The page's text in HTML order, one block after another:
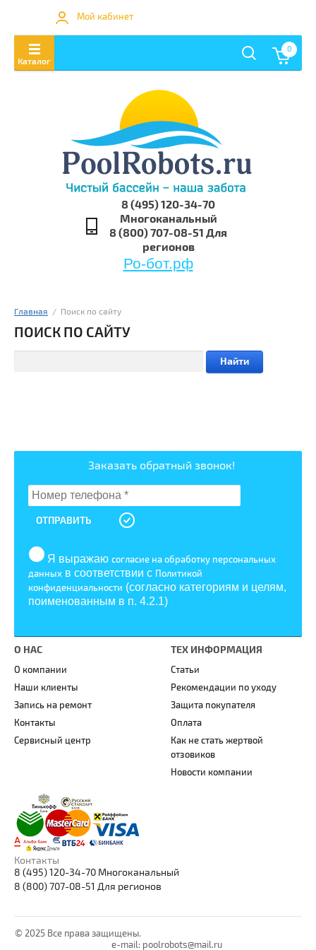
Мой кабинет
8 (495) 120-34-70
Многоканальный
8 (800) 707-08-51 Для
регионов
Ро-бот.рф
0
Главная
  /  Поиск по сайту
ПОИСК ПО САЙТУ
Найти
Заказать обратный звонок!
Я выражаю согласие на обработку персональных
данных в соответствии с Политикой
конфиденциальности (согласно категориям и целям,
поименованным в п. 4.2.1)
ОТПРАВИТЬ
О НАС
О компании
Наши клиенты
Запись на ремонт
Контакты
Сервисный центр
ТЕХ ИНФОРМАЦИЯ
Статьи
Рекомендации по уходу
Защита покупателя
Оплата
Как не стать жертвой
отзовиков
Новости компании
Контакты
8 (495) 120-34-70 Многоканальный
8 (800) 707-08-51 Для регионов
© 2025 Все права защищены.
e-mail: poolrobots@mail.ru